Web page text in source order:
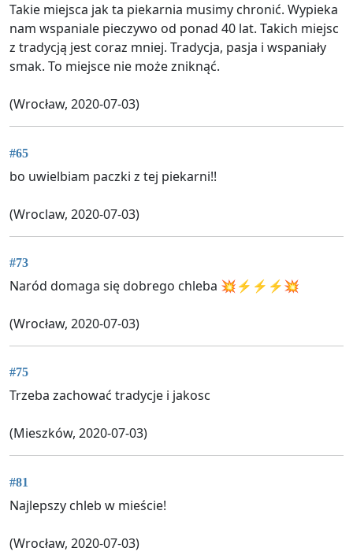
Takie miejsca jak ta piekarnia musimy chronić. Wypieka
nam wspaniale pieczywo od ponad 40 lat. Takich miejsc
z tradycją jest coraz mniej. Tradycja, pasja i wspaniały
smak. To miejsce nie może zniknąć.
(Wrocław, 2020-07-03)
#65
bo uwielbiam paczki z tej piekarni!!
(Wroclaw, 2020-07-03)
#73
Naród domaga się dobrego chleba 💥⚡⚡⚡💥
(Wrocław, 2020-07-03)
#75
Trzeba zachować tradycje i jakosc
(Mieszków, 2020-07-03)
#81
Najlepszy chleb w mieście!
(Wrocław, 2020-07-03)